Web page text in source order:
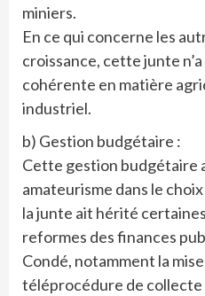
miniers.
En ce qui concerne les
croissance, cette junte
cohérente en matière
industriel.
b) Gestion budgétaire :
Cette gestion budgétaire
amateurisme dans le
la junte ait hérité
reformes des finances
Condé, notamment la
téléprocédure de collecte